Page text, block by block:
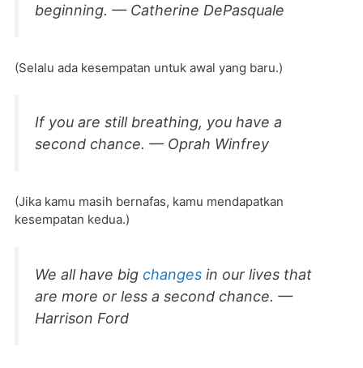
beginning. — Catherine DePasquale
(Selalu ada kesempatan untuk awal yang baru.)
If you are still breathing, you have a
second chance. — Oprah Winfrey
(Jika kamu masih bernafas, kamu mendapatkan
kesempatan kedua.)
We all have big changes in our lives that
are more or less a second chance. —
Harrison Ford